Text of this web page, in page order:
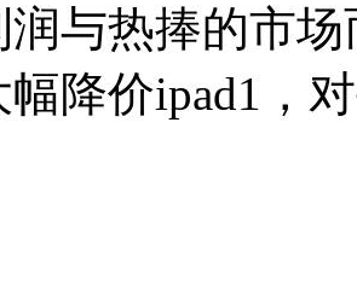
与热捧的市
降价ipad1，